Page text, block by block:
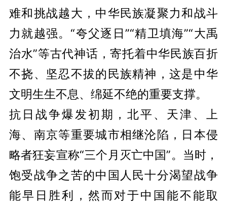
难和挑战越大，中华民族凝聚力和战斗
力就越强。“夸父逐日”“精卫填海”“大禹
治水”等古代神话，寄托着中华民族百折
不挠、坚忍不拔的民族精神，这是中华
文明生生不息、绵延不绝的重要支撑。
抗日战争爆发初期，北平、天津、上
海、南京等重要城市相继沦陷，日本侵
略者狂妄宣称“三个月灭亡中国”。当时，
饱受战争之苦的中国人民十分渴望战争
能早日胜利，然而对于中国能不能取